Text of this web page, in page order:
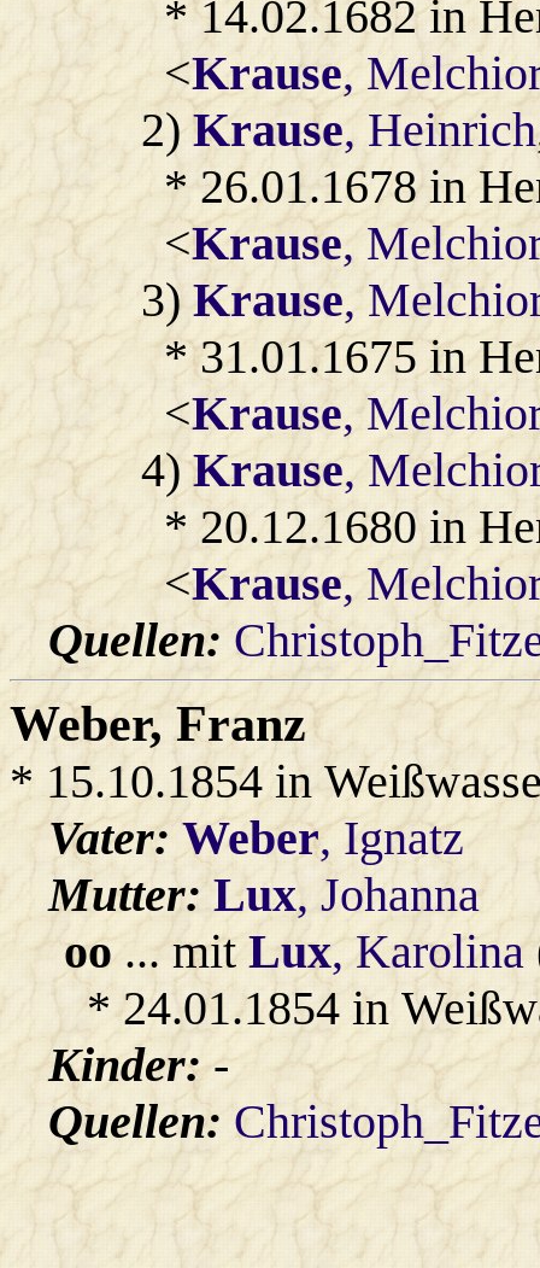
* 14.02.1682 in
<Krause,
2)Krause, Heinrich
* 26.01.1678 in
<Krause,
3)Krause,
* 31.01.1675 in
<Krause,
4)Krause,
* 20.12.1680 in
<Krause,
Quellen:
Weber, Franz
* 15.10.1854 in
Vater:Weber, Ignatz
Mutter:Lux, Johanna
oo... mitLux, Karolina
* 24.01.1854 in
Kinder:-
Quellen: